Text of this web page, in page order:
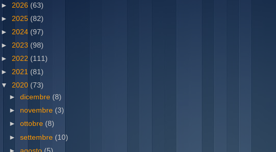
► 2026 (63)
► 2025 (82)
► 2024 (97)
► 2023 (98)
► 2022 (111)
► 2021 (81)
▼ 2020 (73)
►dicembre (8)
► novembre (3)
►ottobre (8)
►settembre (10)